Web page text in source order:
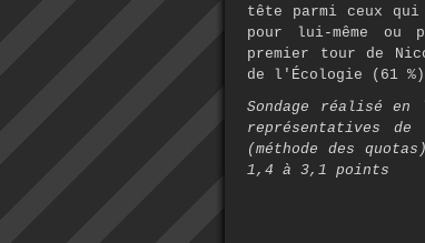
tête parmi ceux
pour lui-même ou
premier tour de
de l'Écologie (61
Sondage réalisé en
représentatives
(méthode des
1,4 à 3,1 points